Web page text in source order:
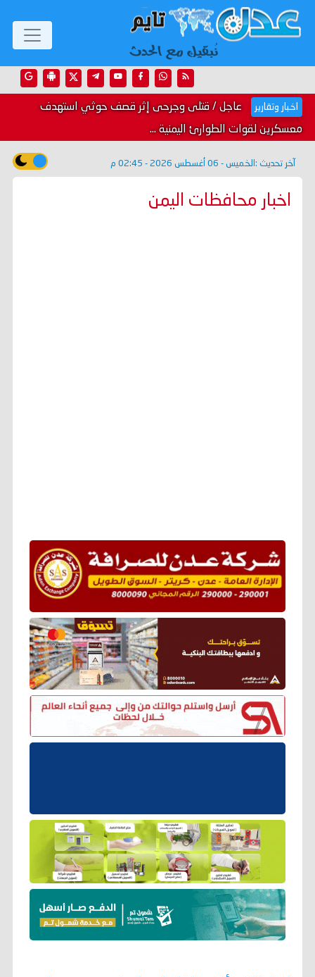
اخبار وتقارير عاجل / قتلى وجرحى إثر قصف حوثي استهدف
معسكرين لقوات الطوارئ اليمنية ...
آخر تحديث : الخميس - 06 أغسطس 2026 - 02:45 م
اخبار محافظات اليمن